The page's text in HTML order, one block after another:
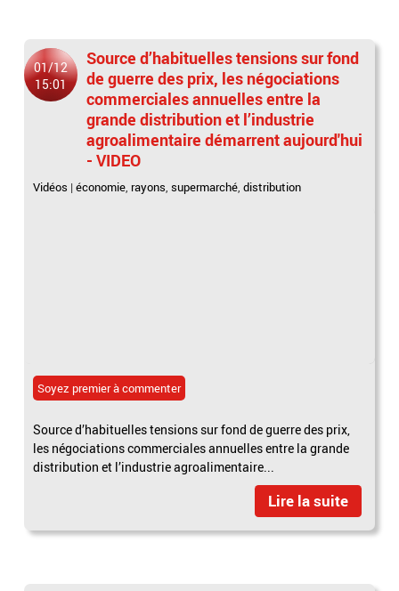
01/12
15:01
Source d’habituelles tensions sur fond
de guerre des prix, les négociations
commerciales annuelles entre la
grande distribution et l’industrie
agroalimentaire démarrent aujourd'hui
- VIDEO
Vidéos |économie rayons ,supermarché ,distribution
Soyez premier à commenter
Source d’habituelles tensions sur fond de guerre des prix,
les négociations commerciales annuelles entre la grande
distribution et l’industrie agroalimentaire...
Lire la suite